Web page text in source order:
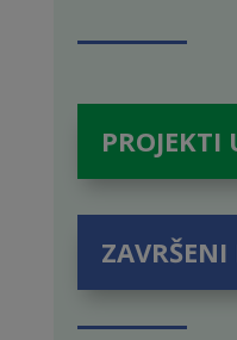
PROJEKTI
ZAVRŠENI